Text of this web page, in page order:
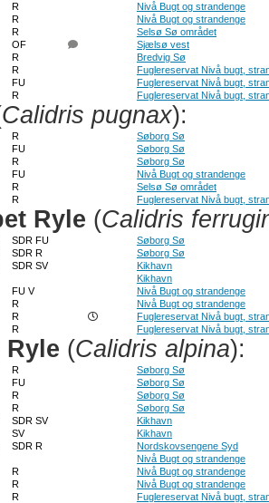
R
Nivå Bugt og strandenge
R
Nivå Bugt og strandenge
R
Selsø Sø området
OF
Sjælsø vest
R
Bredvig Sø
R
Fuglereservat Nivå bugt,
FU
Fuglereservat Nivå bugt,
R Fuglereservat Nivå bugt,
Calidris pugnax):
R
Søborg Sø
FU
Søborg Sø
R
Søborg Sø
FU
Nivå Bugt og strandenge
R
Selsø Sø området
R Fuglereservat Nivå bugt,
Ryle (Calidris
SDR FU
Søborg Sø
SDR R
Søborg Sø
SDR SV
Kikhavn
Kikhavn
FU V
Nivå Bugt og strandenge
R
Nivå Bugt og strandenge
R
Fuglereservat Nivå bugt,
R Fuglereservat Nivå bugt,
(Calidris alpina):
R
Søborg Sø
FU
Søborg Sø
R
Søborg Sø
R
Søborg Sø
SDR SV
Kikhavn
SV
Kikhavn
SDR R
Nordskovsengene Syd
Nivå Bugt og strandenge
R
Nivå Bugt og strandenge
R
Nivå Bugt og strandenge
R
Fuglereservat Nivå bugt,